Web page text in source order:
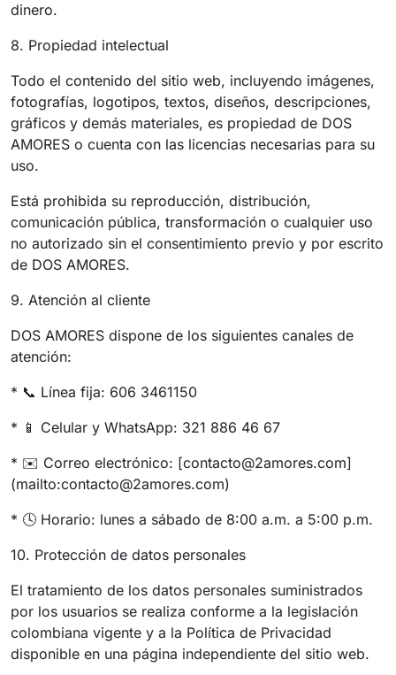
dinero.
8. Propiedad intelectual
Todo el contenido del sitio web, incluyendo imágenes,
fotografías, logotipos, textos, diseños, descripciones,
gráficos y demás materiales, es propiedad de DOS
AMORES o cuenta con las licencias necesarias para su
uso.
Está prohibida su reproducción, distribución,
comunicación pública, transformación o cualquier uso
no autorizado sin el consentimiento previo y por escrito
de DOS AMORES.
9. Atención al cliente
DOS AMORES dispone de los siguientes canales de
atención:
* 📞 Línea fija: 606 3461150
* 📱 Celular y WhatsApp: 321 886 46 67
* ✉️ Correo electrónico: [contacto@2amores.com]
(mailto:contacto@2amores.com)
* 🕓 Horario: lunes a sábado de 8:00 a.m. a 5:00 p.m.
10. Protección de datos personales
El tratamiento de los datos personales suministrados
por los usuarios se realiza conforme a la legislación
colombiana vigente y a la Política de Privacidad
disponible en una página independiente del sitio web.